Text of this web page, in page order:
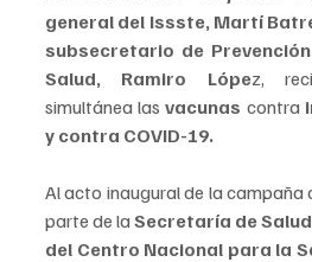
general del Issste, Martí
subsecretario de
Salud, Ramiro López,
simultánea las vacunas contra
y contra COVID-19.
Al acto inaugural de la campaña
parte de la Secretaría de
del Centro Nacional para la